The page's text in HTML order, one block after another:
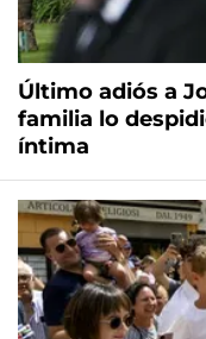
Último adiós a
familia lo
íntima